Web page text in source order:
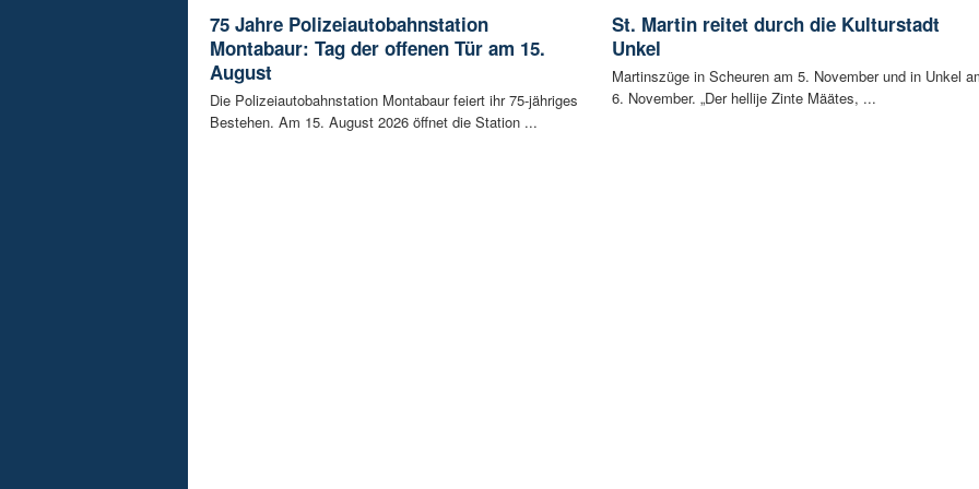
75 Jahre Polizeiautobahnstation
Montabaur: Tag der offenen Tür am 15.
August
Die Polizeiautobahnstation Montabaur feiert ihr 75-jähriges
Bestehen. Am 15. August 2026 öffnet die Station ...
St. Martin reitet durch die Kulturstadt
Unkel
Martinszüge in Scheuren am 5. November und in Unkel
6. November. „Der hellije Zinte Määtes, ...